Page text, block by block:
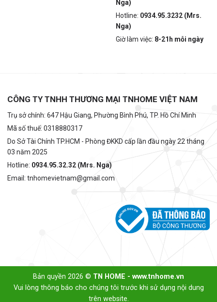
Nga)
Hotline: 0934.95.3232 (Mrs.
Nga)
Giờ làm việc: 8-21h mỗi ngày
CÔNG TY TNHH THƯƠNG MẠI TNHOME VIỆT NAM
Trụ sở chính: 647 Hậu Giang, Phường Bình Phú, TP. Hồ Chí Minh
Mã số thuế: 0318880317
Do Sở Tài Chính TP.HCM - Phòng ĐKKD cấp lần đầu ngày 22 tháng
03 năm 2025
Hotline: 0934.95.32.32 (Mrs. Nga)
Email: tnhomevietnam@gmail.com
Bản quyền 2026 © TN HOME - www.tnhome.vn
Vui lòng thông báo cho chúng tôi trước khi sử dụng nội dung
trên website.